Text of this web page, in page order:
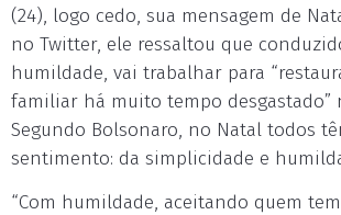
(24), logo cedo, sua mensagem de
no Twitter, ele ressaltou que
humildade, vai trabalhar para
familiar há muito tempo desgastado”
Segundo Bolsonaro, no Natal todos
sentimento: da simplicidade e
“Com humildade, aceitando quem